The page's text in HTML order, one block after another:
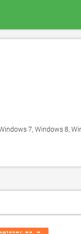
7, Windows 8,